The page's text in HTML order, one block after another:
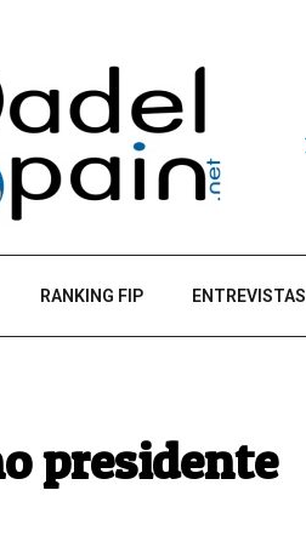
RANKING FIP ENTREVISTAS
presidente